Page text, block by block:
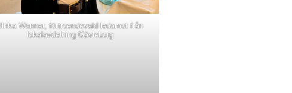
Wanner, förtroendevald ledamot från
lokalavdelning Gävleborg